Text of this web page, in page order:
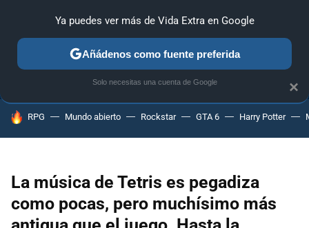
ANÁLISIS GUÍAS Y TRUCOS PC SONY NINTENDO
HOY SE HABLA DE
RPG Mundo abierto Rockstar GTA 6 Harry Potter
La música de Tetris es pegadiza
como pocas, pero muchísimo más
×
Ya puedes ver más de Vida Extra en Google
Añádenos como fuente preferida
Solo necesitas una cuenta de Google